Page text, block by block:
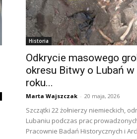
Historia
Odkrycie masowego
okresu Bitwy o Lubań
roku...
Marta Wajszczak - 20 maja, 2026
Szczątki 22 żołnierzy niemieckich,
Lubaniu podczas prac
Pracownie Badań Historycznych i